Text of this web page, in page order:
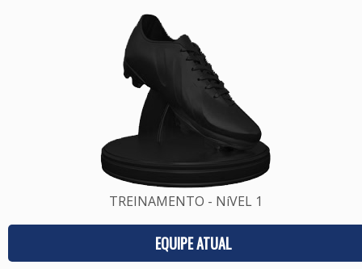
TREINAMENTO - NíVEL 1
EQUIPE ATUAL